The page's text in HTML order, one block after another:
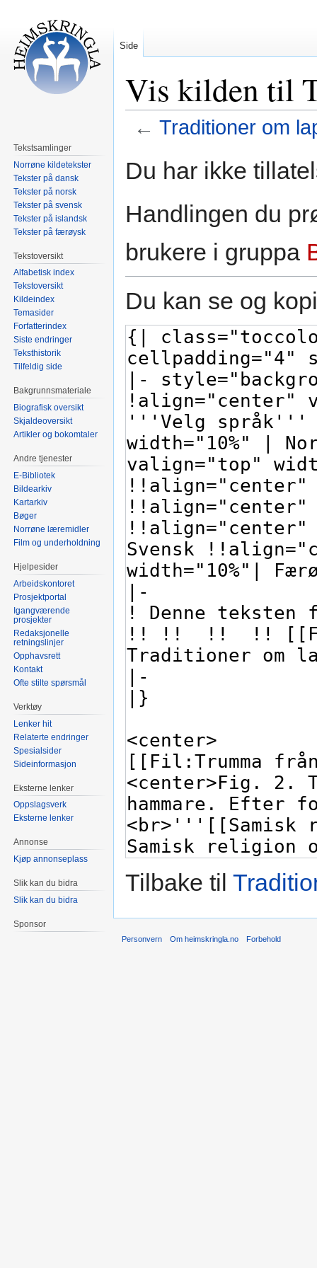
Vis kilden til
← Traditioner om
Du har ikke
Handlingen du
brukere i gruppa
Du kan se og
Tilbake til
Side
Tekstsamlinger
Norrøne kildetekster
Tekster på dansk
Tekster på norsk
Tekster på svensk
Tekster på islandsk
Tekster på færøysk
Tekstoversikt
Alfabetisk index
Tekstoversikt
Kildeindex
Temasider
Forfatterindex
Siste endringer
Teksthistorik
Tilfeldig side
Bakgrunnsmateriale
Biografisk oversikt
Skjaldeoversikt
Artikler og bokomtaler
Andre tjenester
E-Bibliotek
Bildearkiv
Kartarkiv
Bøger
Norrøne læremidler
Film og underholdning
Hjelpesider
Arbeidskontoret
Prosjektportal
Igangværende
prosjekter
Redaksjonelle
retningslinjer
Opphavsrett
Kontakt
Ofte stilte spørsmål
Verktøy
Lenker hit
Relaterte endringer
Spesialsider
Sideinformasjon
Eksterne lenker
Oppslagsverk
Eksterne lenker
Annonse
Kjøp annonseplass
Slik kan du bidra
Slik kan du bidra
Sponsor
Personvern Om heimskringla.no Forbehold